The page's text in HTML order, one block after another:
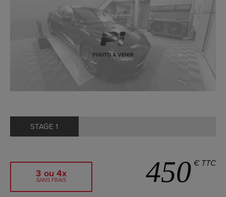
STAGE 1
3 ou 4x
SANS FRAIS 450 € TTC